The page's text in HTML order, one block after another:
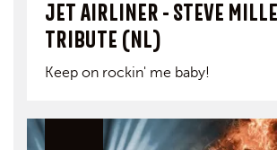
JET AIRLINER - STEVE
TRIBUTE (NL)
Keep on rockin' me baby!